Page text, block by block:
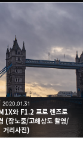
와 F1.2 프로 렌즈로
(장노출/고해상도 촬영/
거리사진)
2020.01.31